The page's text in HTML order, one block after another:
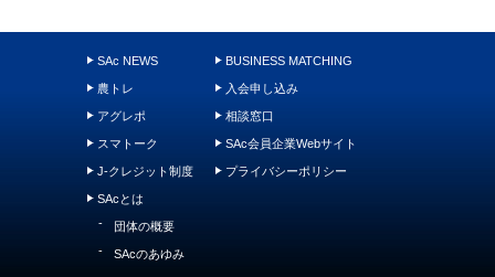
SAc NEWS
農トレ
アグレポ
スマトーク
J-クレジット制度
SAcとは
団体の概要
SAcのあゆみ
BUSINESS MATCHING
入会申し込み
相談窓口
SAc会員企業Webサイト
プライバシーポリシー